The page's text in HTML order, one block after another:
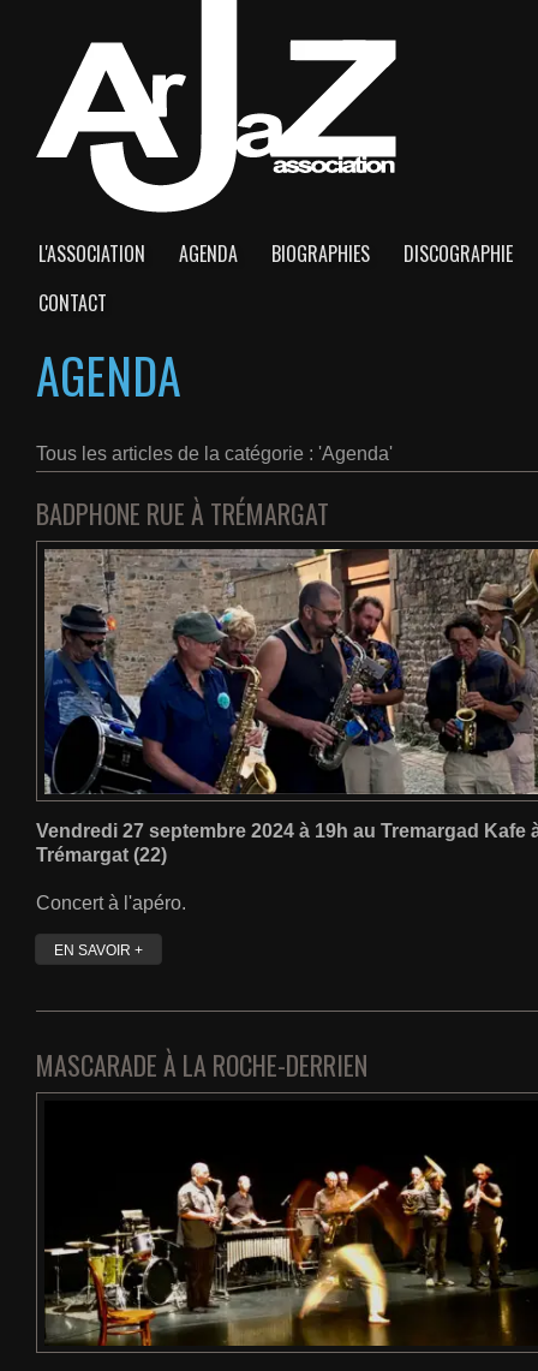
L'ASSOCIATION AGENDA BIOGRAPHIES
DISCOGRAPHIE
CONTACT
AGENDA
Tous les articles de la catégorie : 'Agenda'
BADPHONE RUE À TRÉMARGAT
Vendredi 27 septembre 2024 à 19h au Tremargad Kafe
Trémargat (22)
Concert à l'apéro.
EN SAVOIR +
MASCARADE À LA ROCHE-DERRIEN